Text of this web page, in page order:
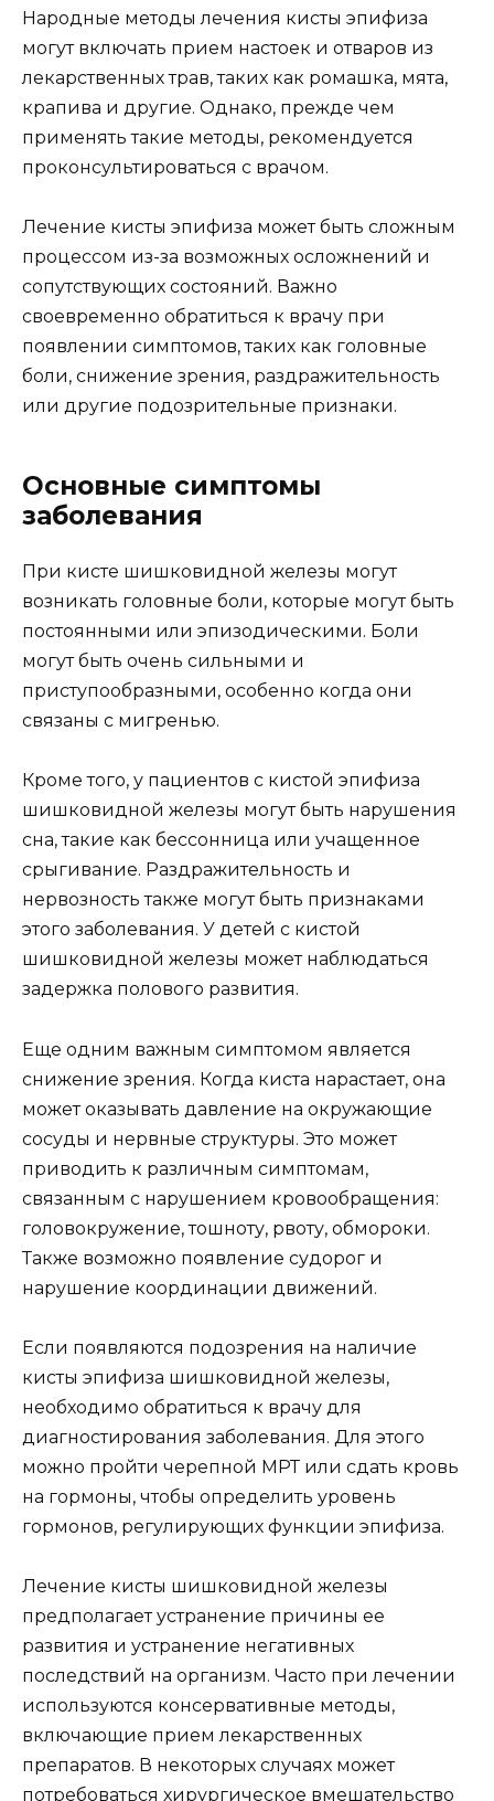
Народные методы лечения кисты эпифиза
могут включать прием настоек и отваров из
лекарственных трав, таких как ромашка, мята,
крапива и другие. Однако, прежде чем
применять такие методы, рекомендуется
проконсультироваться с врачом.
Лечение кисты эпифиза может быть сложным
процессом из-за возможных осложнений и
сопутствующих состояний. Важно
своевременно обратиться к врачу при
появлении симптомов, таких как головные
боли, снижение зрения, раздражительность
или другие подозрительные признаки.
Основные симптомы
заболевания
При кисте шишковидной железы могут
возникать головные боли, которые могут быть
постоянными или эпизодическими. Боли
могут быть очень сильными и
приступообразными, особенно когда они
связаны с мигренью.
Кроме того, у пациентов с кистой эпифиза
шишковидной железы могут быть нарушения
сна, такие как бессонница или учащенное
срыгивание. Раздражительность и
нервозность также могут быть признаками
этого заболевания. У детей с кистой
шишковидной железы может наблюдаться
задержка полового развития.
Еще одним важным симптомом является
снижение зрения. Когда киста нарастает, она
может оказывать давление на окружающие
сосуды и нервные структуры. Это может
приводить к различным симптомам,
связанным с нарушением кровообращения:
головокружение, тошноту, рвоту, обмороки.
Также возможно появление судорог и
нарушение координации движений.
Если появляются подозрения на наличие
кисты эпифиза шишковидной железы,
необходимо обратиться к врачу для
диагностирования заболевания. Для этого
можно пройти черепной МРТ или сдать кровь
на гормоны, чтобы определить уровень
гормонов, регулирующих функции эпифиза.
Лечение кисты шишковидной железы
предполагает устранение причины ее
развития и устранение негативных
последствий на организм. Часто при лечении
используются консервативные методы,
включающие прием лекарственных
препаратов. В некоторых случаях может
потребоваться хирургическое вмешательство